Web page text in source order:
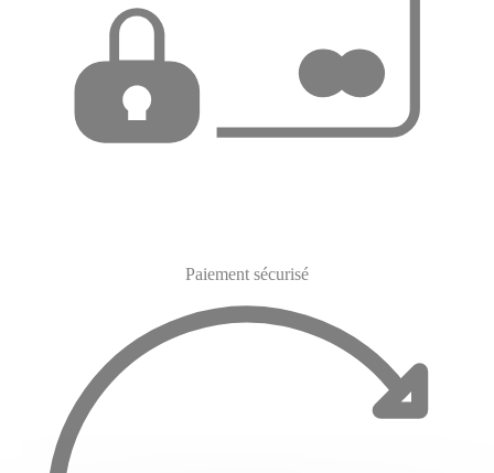
Paiement sécurisé